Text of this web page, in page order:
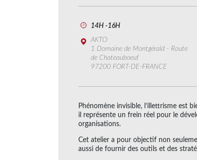
14H -16H
AKTO
1 Domaine de Montgérald - Route
de Chateauboeuf
97200 FORT-DE-FRANCE
Phénomène invisible, l’illettrisme est
il représente un frein réel pour le
organisations.
Cet atelier a pour objectif non
aussi de fournir des outils et des